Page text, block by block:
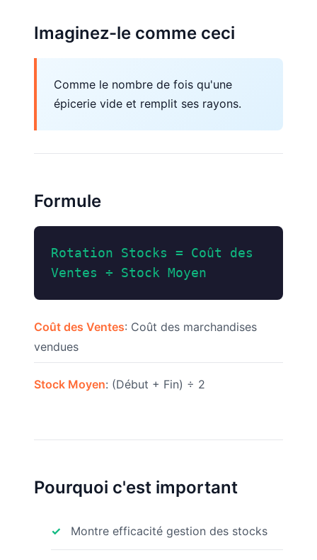
Imaginez-le comme ceci
Comme le nombre de fois qu'une
épicerie vide et remplit ses rayons.
Formule
Rotation Stocks = Coût des
Ventes ÷ Stock Moyen
Coût des Ventes: Coût des marchandises
vendues
Stock Moyen: (Début + Fin) ÷ 2
Pourquoi c'est important
Montre efficacité gestion des stocks